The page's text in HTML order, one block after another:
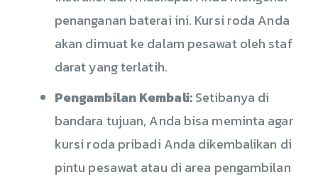
penanganan baterai ini. Kursi roda Anda
akan dimuat ke dalam pesawat oleh staf
darat yang terlatih.
Pengambilan Kembali:Setibanya di
bandara tujuan, Anda bisa meminta agar
kursi roda pribadi Anda dikembalikan di
pintu pesawat atau di area pengambilan